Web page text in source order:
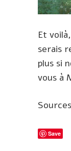
Et
serais
plus si
vous à
Save